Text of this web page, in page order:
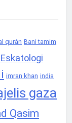
qurán Bani tamim
Eskatologi
imran khan india
gaza
Qasim